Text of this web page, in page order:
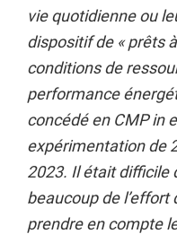
vie quotidienne ou
dispositif de « prêts
conditions de
performance
concédé en CMP in
expérimentation de
2023. Il était difficile
beaucoup de
prendre en compte